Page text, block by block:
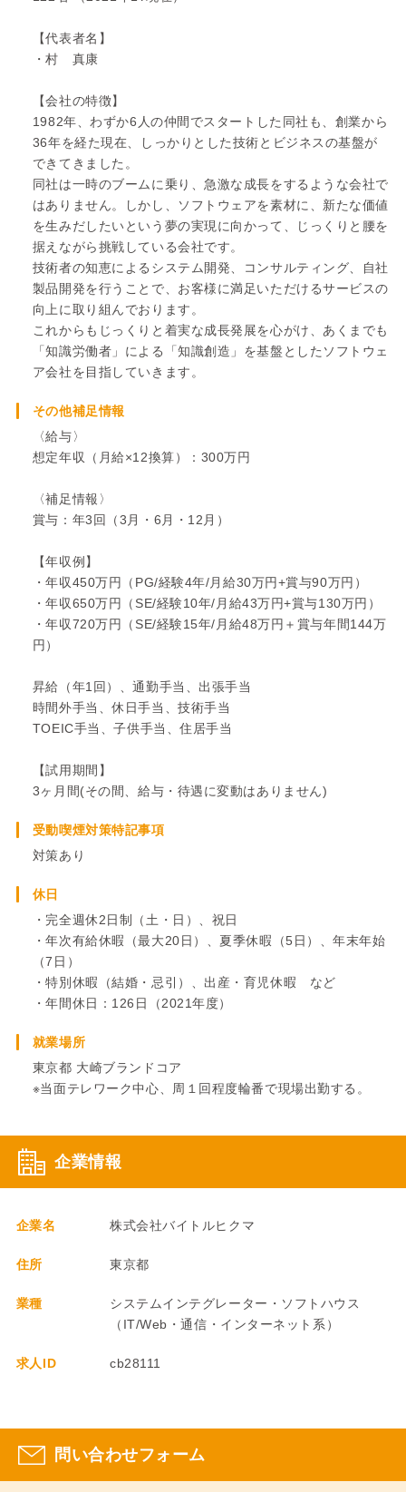
【代表者名】
・村 真康
【会社の特徴】
1982年、わずか6人の仲間でスタートした同社も、創業から
36年を経た現在、しっかりとした技術とビジネスの基盤が
できてきました。
同社は一時のブームに乗り、急激な成長をするような会社で
はありません。しかし、ソフトウェアを素材に、新たな価値
を生みだしたいという夢の実現に向かって、じっくりと腰を
据えながら挑戦している会社です。
技術者の知恵によるシステム開発、コンサルティング、自社
製品開発を行うことで、お客様に満足いただけるサービスの
向上に取り組んでおります。
これからもじっくりと着実な成長発展を心がけ、あくまでも
「知識労働者」による「知識創造」を基盤としたソフトウェ
ア会社を目指していきます。
その他補足情報
〈給与〉
想定年収（月給×12換算）：300万円
〈補足情報〉
賞与：年3回（3月・6月・12月）
【年収例】
・年収450万円（PG/経験4年/月給30万円+賞与90万円）
・年収650万円（SE/経験10年/月給43万円+賞与130万円）
・年収720万円（SE/経験15年/月給48万円＋賞与年間144万
円）
昇給（年1回）、通勤手当、出張手当
時間外手当、休日手当、技術手当
TOEIC手当、子供手当、住居手当
【試用期間】
3ヶ月間(その間、給与・待遇に変動はありません)
受動喫煙対策特記事項
対策あり
休日
・完全週休2日制（土・日）、祝日
・年次有給休暇（最大20日）、夏季休暇（5日）、年末年始
（7日）
・特別休暇（結婚・忌引）、出産・育児休暇 など
・年間休日：126日（2021年度）
就業場所
東京都 大崎ブランドコア
※当面テレワーク中心、周１回程度輪番で現場出勤する。
企業情報
企業名 株式会社バイトルヒクマ
住所 東京都
業種
システムインテグレーター・ソフトハウス
（IT/Web・通信・インターネット系）
求人ID cb28111
問い合わせフォーム